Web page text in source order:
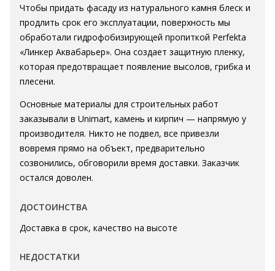
Чтобы придать фасаду из натурального камня блеск и
продлить срок его эксплуатации, поверхность мы
обработали гидрофобизирующей пропиткой Perfekta
«Линкер Аквабарьер». Она создает защитную пленку,
которая предотвращает появление высолов, грибка и
плесени.
Основные материалы для строительных работ
заказывали в Unimart, камень и кирпич — напрямую у
производителя. Никто не подвел, все привезли
вовремя прямо на объект, предварительно
созвонились, обговорили время доставки. Заказчик
остался доволен.
ДОСТОИНСТВА
Доставка в срок, качество на высоте
НЕДОСТАТКИ